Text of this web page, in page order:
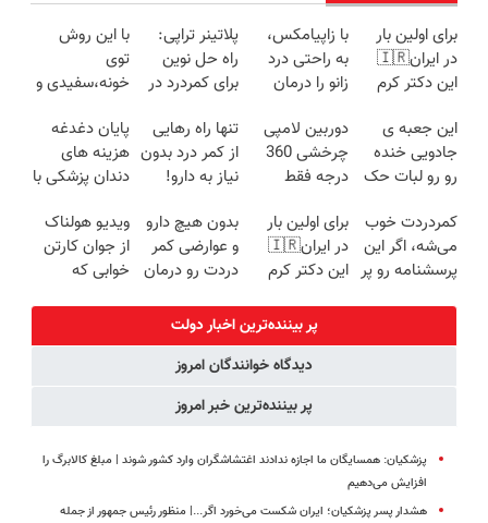
برای اولین بار
در ایران🇮🇷
این دکتر کرم
روزه ساخت!
با زاپیامکس،
به راحتی درد
زانو را درمان
پلاتینر تراپی:
راه حل نوین
برای کمردرد در
با این روش
توی
خونه،سفیدی و
برگردون
(40%off)
این جعبه ی
جادویی خنده
رو رو لبات حک
خرید40%تخفیف
دوربین لامپی
چرخشی 360
درجه فقط
🔥 پرداخت
درب منزل
تنها راه رهایی
از کمر درد بدون
نیاز به دارو!
پایان دغدغه
هزینه های
دندان پزشکی با
کننده خانگی
کمردردت خوب
می‌شه، اگر این
پرسشنامه رو پر
برای اولین بار
در ایران🇮🇷
این دکتر کرم
روزه ساخت!
بدون هیچ دارو
و عوارضی کمر
دردت رو درمان
(پرسش‌نامه)
ویدیو هولناک
از جوان کارتن
خوابی که
پر بیننده‌ترین اخبار دولت
دیدگاه خوانندگان امروز
پر بیننده‌ترین خبر امروز
پزشکیان: همسایگان ما اجازه ندادند اغتشاشگران وارد کشور شوند | مبلغ کالابرگ را
افزایش می‌دهیم
هشدار پسر پزشکیان؛ ایران شکست می‌خورد اگر...| منظور رئیس جمهور از جمله